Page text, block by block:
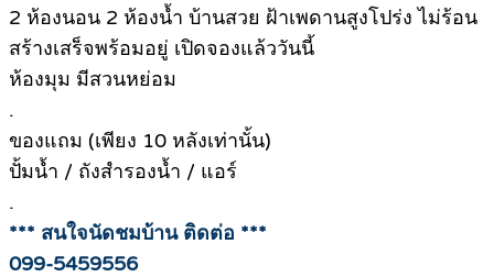
2 ห้องนอน 2 ห้องน้ำ บ้านสวย ฝ้าเพดานสูงโปร่ง ไม่ร้อน
สร้างเสร็จพร้อมอยู่ เปิดจองแล้ววันนี้
ห้องมุม มีสวนหย่อม
.
ของแถม (เพียง 10 หลังเท่านั้น)
ปั้มน้ำ / ถังสำรองน้ำ / แอร์
.
*** สนใจนัดชมบ้าน ติดต่อ ***
099-5459556